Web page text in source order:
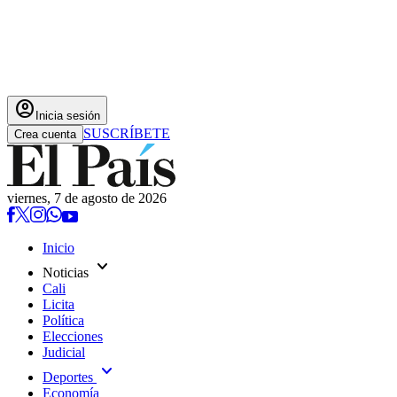
account_circle Inicia sesión
Crea cuenta SUSCRÍBETE
viernes, 7 de agosto de 2026
Inicio
Noticias expand_more
Cali
Licita
Política
Elecciones
Judicial
Deportes expand_more
Economía